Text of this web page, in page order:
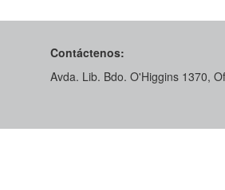
Contáctenos:
Avda. Lib. Bdo. O'Higgins 1370,